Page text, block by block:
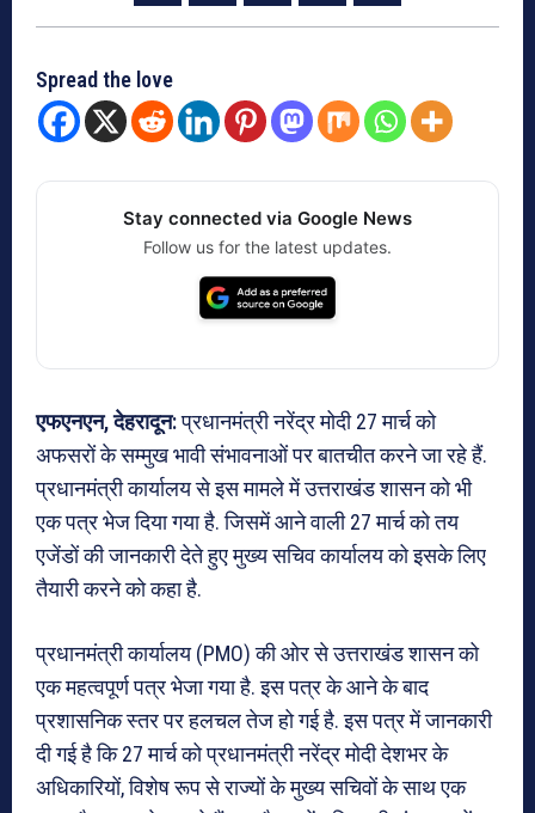
Spread the love
Stay connected via Google News
Follow us for the latest updates.
एफएनएन, देहरादून:प्रधानमंत्री नरेंद्र मोदी 27 मार्च को
अफसरों के सम्मुख भावी संभावनाओं पर बातचीत करने जा रहे हैं.
प्रधानमंत्री कार्यालय से इस मामले में उत्तराखंड शासन को भी
एक पत्र भेज दिया गया है. जिसमें आने वाली 27 मार्च को तय
एजेंडों की जानकारी देते हुए मुख्य सचिव कार्यालय को इसके लिए
तैयारी करने को कहा है.
प्रधानमंत्री कार्यालय (PMO) की ओर से उत्तराखंड शासन को
एक महत्वपूर्ण पत्र भेजा गया है. इस पत्र के आने के बाद
प्रशासनिक स्तर पर हलचल तेज हो गई है. इस पत्र में जानकारी
दी गई है कि 27 मार्च को प्रधानमंत्री नरेंद्र मोदी देशभर के
अधिकारियों, विशेष रूप से राज्यों के मुख्य सचिवों के साथ एक